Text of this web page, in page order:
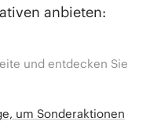
anbieten:
und entdecken Sie
um Sonderaktionen